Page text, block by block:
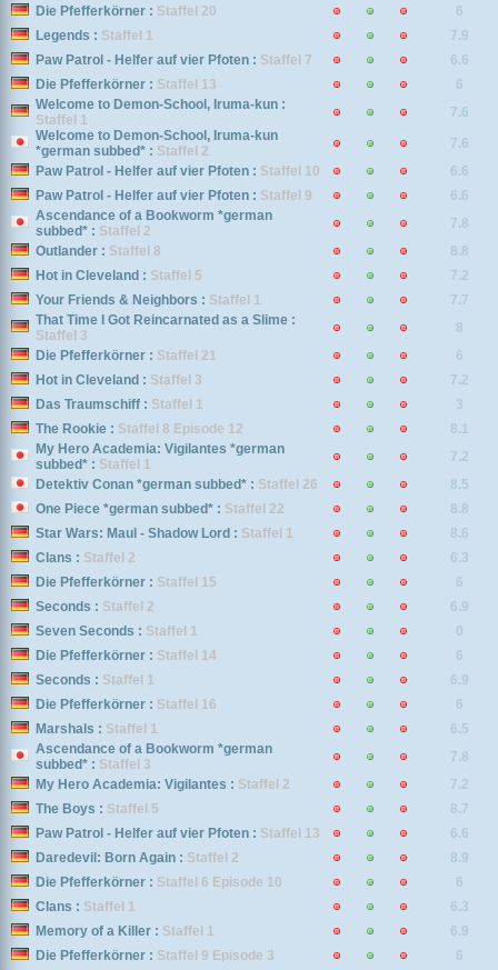
Die Pfefferkörner : Staffel 20
6
Legends : Staffel 1
7.9
Paw Patrol - Helfer auf vier Pfoten : Staffel 7
6.6
Die Pfefferkörner : Staffel 13
6
Welcome to Demon-School, Iruma-kun :
Staffel 1
7.6
Welcome to Demon-School, Iruma-kun
*german subbed* : Staffel 2
7.6
Paw Patrol - Helfer auf vier Pfoten : Staffel 10
6.6
Paw Patrol - Helfer auf vier Pfoten : Staffel 9
6.6
Ascendance of a Bookworm *german
subbed* : Staffel 2
7.8
Outlander : Staffel 8
8.8
Hot in Cleveland : Staffel 5
7.2
Your Friends & Neighbors : Staffel 1
7.7
That Time I Got Reincarnated as a Slime :
Staffel 3
8
Die Pfefferkörner : Staffel 21
6
Hot in Cleveland : Staffel 3
7.2
Das Traumschiff : Staffel 1
3
The Rookie : Staffel 8 Episode 12
8.1
My Hero Academia: Vigilantes *german
subbed* : Staffel 1
7.2
Detektiv Conan *german subbed* : Staffel 26
8.5
One Piece *german subbed* : Staffel 22
8.8
Star Wars: Maul - Shadow Lord : Staffel 1
8.6
Clans : Staffel 2
6.3
Die Pfefferkörner : Staffel 15
6
Seconds : Staffel 2
6.9
Seven Seconds : Staffel 1
0
Die Pfefferkörner : Staffel 14
6
Seconds : Staffel 1
6.9
Die Pfefferkörner : Staffel 16
6
Marshals : Staffel 1
6.5
Ascendance of a Bookworm *german
subbed* : Staffel 3
7.8
My Hero Academia: Vigilantes : Staffel 2
7.2
The Boys : Staffel 5
8.7
Paw Patrol - Helfer auf vier Pfoten : Staffel 13
6.6
Daredevil: Born Again : Staffel 2
8.9
Die Pfefferkörner : Staffel 6 Episode 10
6
Clans : Staffel 1
6.3
Memory of a Killer : Staffel 1
6.9
Die Pfefferkörner : Staffel 9 Episode 3 6